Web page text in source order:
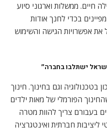
חיים. ממשלות וארגוני סיוע
בכדי לחנך אודות
את אפשרויות הגישה והשימוש
ישתלבו בחברה״
בטכנולוגיה וגם בחינוך. חינוך
הפורמלי של מאות ילדים
בעבורם צריך להוות מטרה
ליציבות חברתית ואינטגרציה